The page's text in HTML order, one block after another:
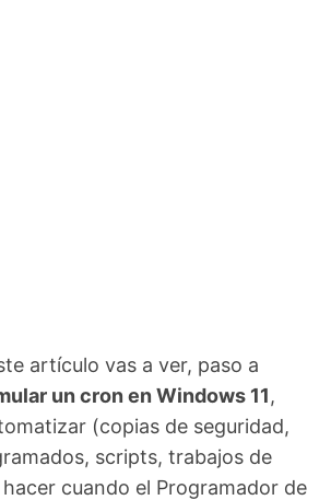
artículo vas a ver, paso a
un cron en Windows 11,
(copias de seguridad,
scripts, trabajos de
cuando el Programador de